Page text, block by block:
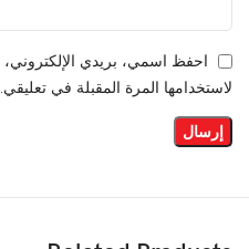
احفظ اسمي، بريدي الإلكتروني،
لاستخدامها المرة المقبلة في تعليقي.